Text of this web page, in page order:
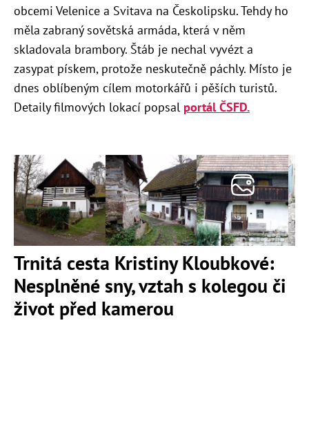
obcemi Velenice a Svitava na Českolipsku. Tehdy ho
měla zabraný sovětská armáda, která v něm
skladovala brambory. Štáb je nechal vyvézt a
zasypat pískem, protože neskutečně páchly. Místo je
dnes oblíbeným cílem motorkářů i pěších turistů.
Detaily filmových lokací popsal portál ČSFD.
Trnitá cesta Kristiny Kloubkové:
Nesplněné sny, vztah s kolegou či
život před kamerou